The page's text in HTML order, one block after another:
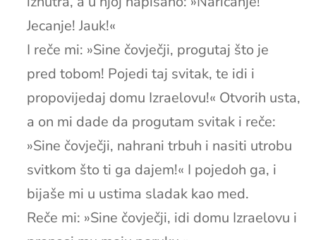
Jecanje! Jauk!«
I reče mi: »Sine čovječji, progutaj što je
pred tobom! Pojedi taj svitak, te idi i
propovijedaj domu Izraelovu!« Otvorih usta,
a on mi dade da progutam svitak i reče:
»Sine čovječji, nahrani trbuh i nasiti utrobu
svitkom što ti ga dajem!« I pojedoh ga, i
bijaše mi u ustima sladak kao med.
Reče mi: »Sine čovječji, idi domu Izraelovu i